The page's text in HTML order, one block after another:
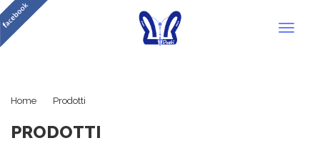
Home Prodotti
PRODOTTI